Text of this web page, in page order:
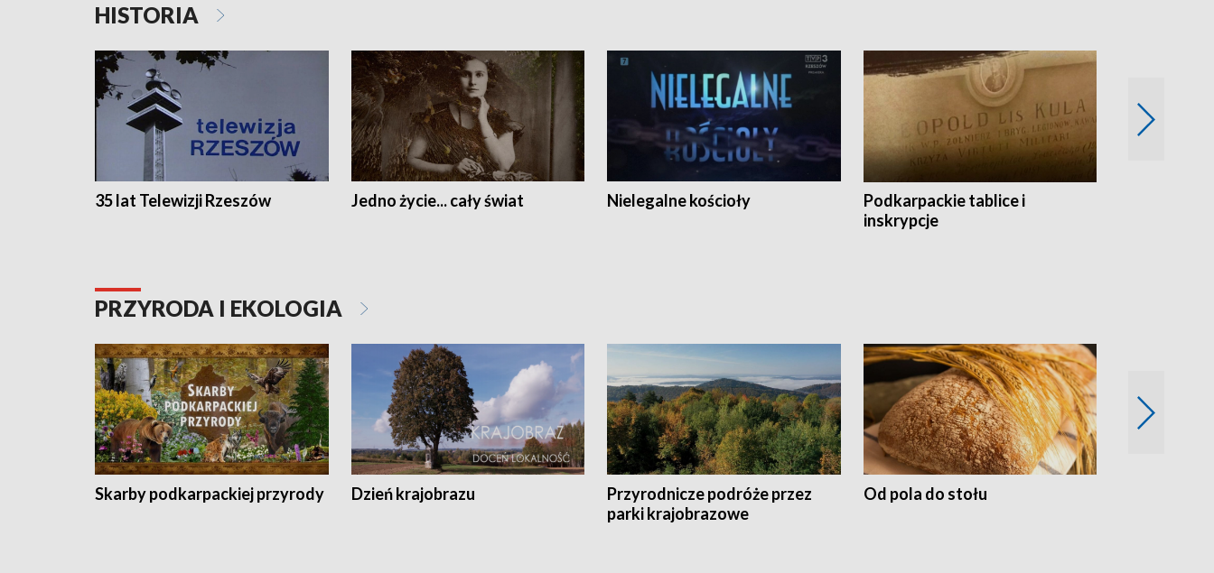
HISTORIA
35 lat Telewizji Rzeszów Jedno życie... cały świat Nielegalne kościoły
Podkarpackie tablice i
inskrypcje
PRZYRODA I EKOLOGIA
Skarby podkarpackiej przyrody Dzień krajobrazu
Przyrodnicze podróże przez
parki krajobrazowe
Od pola do stołu